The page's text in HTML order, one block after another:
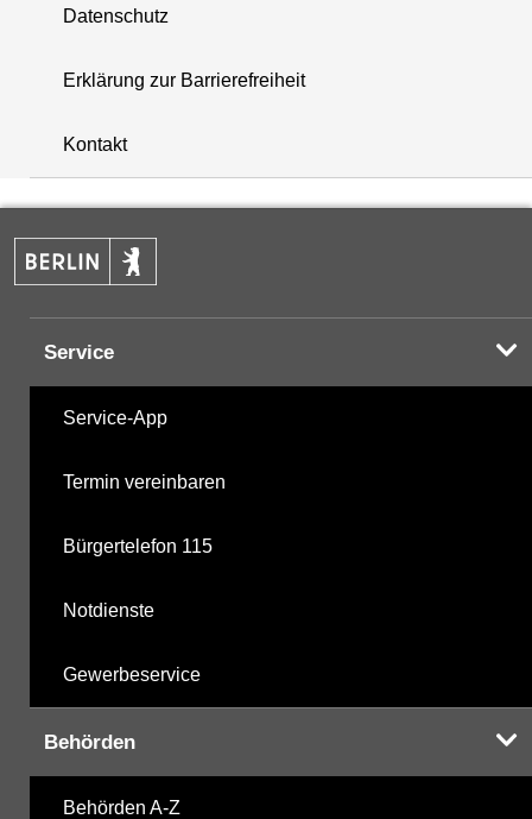
+
−
Datenschutz
Erklärung zur Barrierefreiheit
Kontakt
Service
Service-App
Termin vereinbaren
Bürgertelefon 115
Notdienste
Gewerbeservice
Behörden
Behörden A-Z